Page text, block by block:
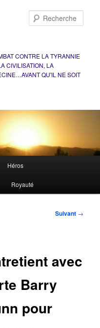
CONTRE LA TYRANNIE
CIVILISATION, LA
QU'IL NE SOIT
Héros
Royauté
Suivant →
avec
Barry
pour